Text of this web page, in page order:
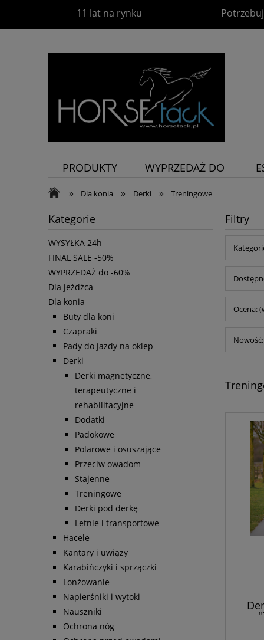
11 lat na rynku
PRODUKTY
WYPRZEDAŻ DO
» Dla konia » Derki » Treningowe
Kategorie
WYSYŁKA 24h
FINAL SALE -50%
WYPRZEDAŻ do -60%
Dla jeźdźca
Dla konia
Buty dla koni
Czapraki
Pady do jazdy na oklep
Derki
Derki magnetyczne,
terapeutyczne i
rehabilitacyjne
Dodatki
Padokowe
Polarowe i osuszające
Przeciw owadom
Stajenne
Treningowe
Derki pod derkę
Letnie i transportowe
Hacele
Kantary i uwiązy
Karabińczyki i sprzączki
Lonżowanie
Napierśniki i wytoki
Nauszniki
Ochrona nóg
Filtry
Ocena: